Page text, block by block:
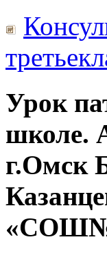
Урок
школе.
г.Омск